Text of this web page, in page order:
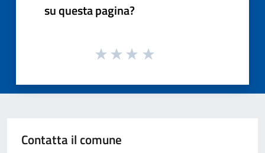
su questa pagina?
Contatta il comune